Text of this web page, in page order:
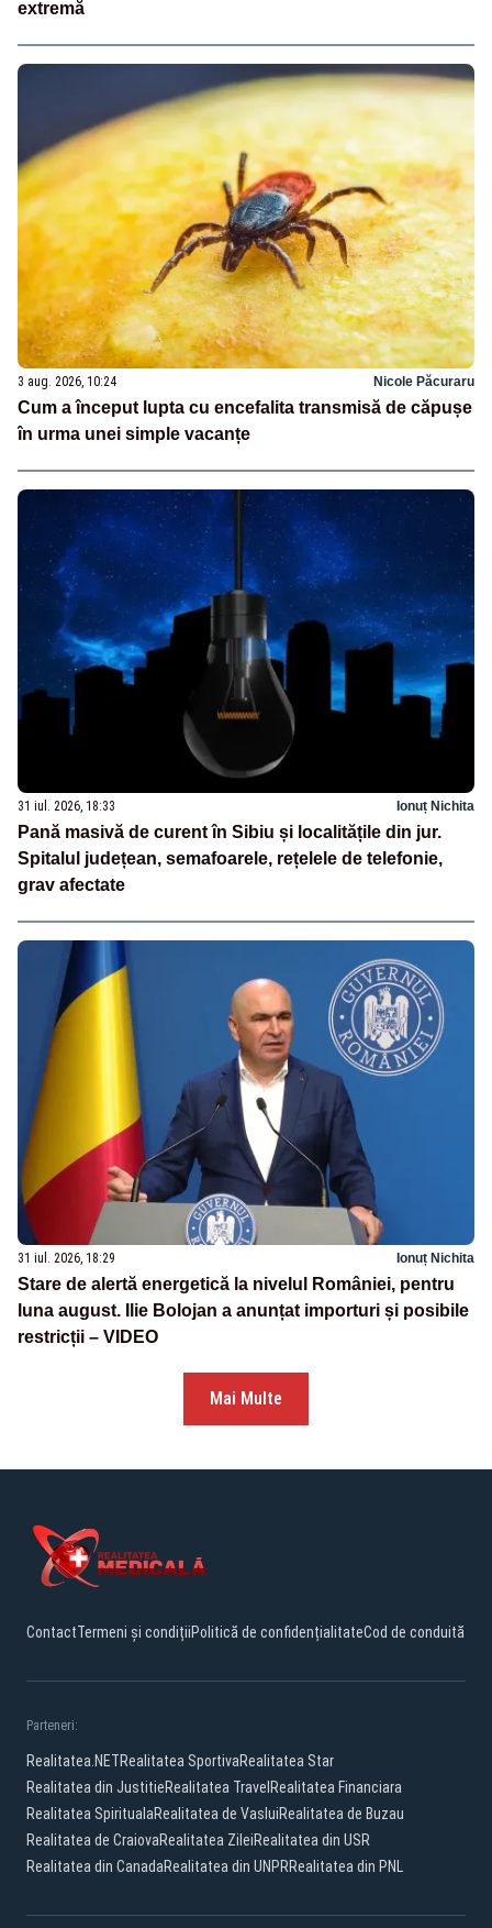
extremă
3 aug. 2026, 10:24 Nicole Păcuraru
Cum a început lupta cu encefalita transmisă de căpușe
în urma unei simple vacanțe
31 iul. 2026, 18:33 Ionuț Nichita
Pană masivă de curent în Sibiu și localitățile din jur.
Spitalul județean, semafoarele, rețelele de telefonie,
grav afectate
31 iul. 2026, 18:29 Ionuț Nichita
Stare de alertă energetică la nivelul României, pentru
luna august. Ilie Bolojan a anunțat importuri și posibile
restricții – VIDEO
Mai Multe
ContactTermeni și condițiiPolitică de confidențialitateCod de conduită
Parteneri:
Realitatea.NETRealitatea SportivaRealitatea Star
Realitatea din JustitieRealitatea Travel Realitatea Financiara
Realitatea SpiritualaRealitatea de VasluiRealitatea de Buzau
Realitatea de CraiovaRealitatea ZileiRealitatea din USR
Realitatea din CanadaRealitatea din UNPRRealitatea din PNL